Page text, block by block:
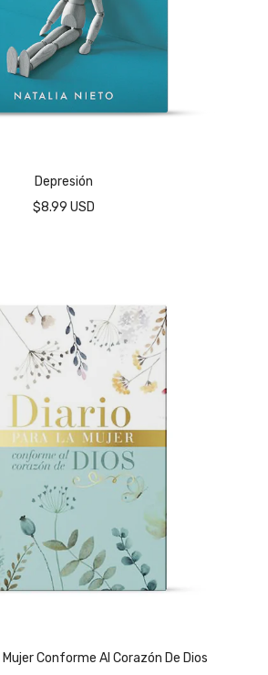
Depresión
$8.99 USD
Mujer Conforme Al Corazón De Dios